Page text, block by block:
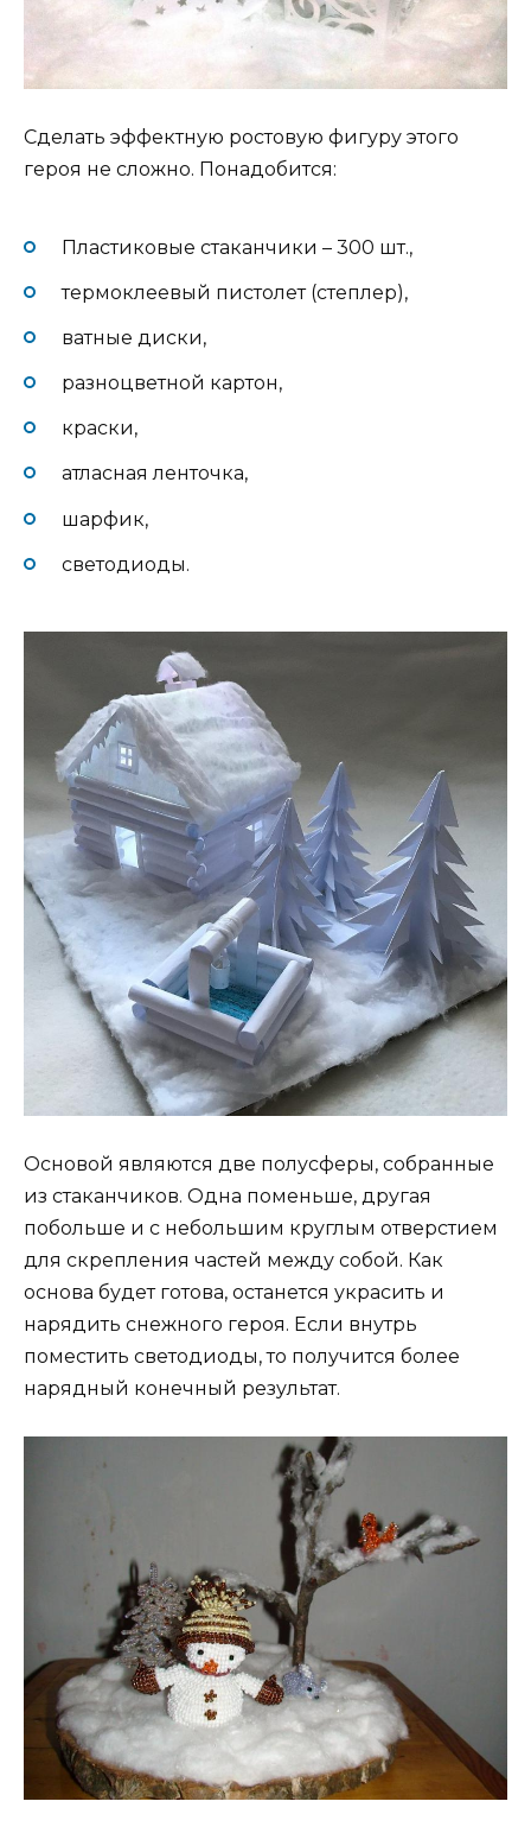
Сделать эффектную ростовую фигуру этого
героя не сложно. Понадобится:
Пластиковые стаканчики – 300 шт.,
термоклеевый пистолет (степлер),
ватные диски,
разноцветной картон,
краски,
атласная ленточка,
шарфик,
светодиоды.
Основой являются две полусферы, собранные
из стаканчиков. Одна поменьше, другая
побольше и с небольшим круглым отверстием
для скрепления частей между собой. Как
основа будет готова, останется украсить и
нарядить снежного героя. Если внутрь
поместить светодиоды, то получится более
нарядный конечный результат.